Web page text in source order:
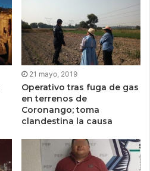
21 mayo, 2019
Operativo tras fuga de gas
en terrenos de
Coronango; toma
clandestina la causa